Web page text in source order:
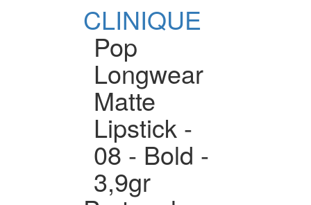
CLINIQUE
Pop
Longwear
Matte
Lipstick -
08 - Bold -
3,9gr